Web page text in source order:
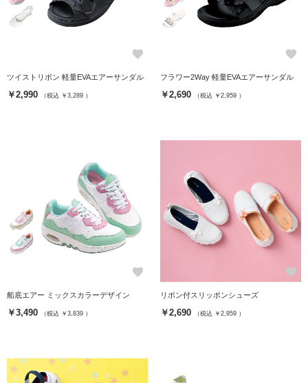
favorite
ツイストリボン 軽量EVAエアーサンダル
￥2,990 （税込 ￥3,289 ）
favorite
フラワー2Way 軽量EVAエアーサンダル
￥2,690 （税込 ￥2,959 ）
favorite
船底エアー ミックスカラーデザイン
￥3,490 （税込 ￥3,839 ）
favorite
リボン付スリッポンシューズ
￥2,690 （税込 ￥2,959 ）